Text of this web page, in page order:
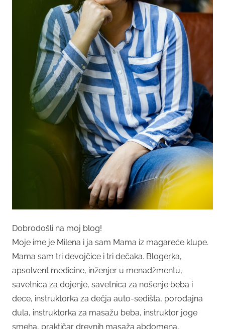
Dobrodošli na moj blog!
Moje ime je Milena i ja sam Mama iz magareće klupe.
Mama sam tri devojčice i tri dečaka. Blogerka,
apsolvent medicine, inženjer u menadžmentu,
savetnica za dojenje, savetnica za nošenje beba i
dece, instruktorka za dečja auto-sedišta, porođajna
dula, instruktorka za masažu beba, instruktor joge
smeha, praktičar drevnih masaža abdomena,